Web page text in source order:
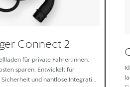
Connect 2
für private Fahrer:innen.
sparen. Entwickelt für
und nahtlose Integration